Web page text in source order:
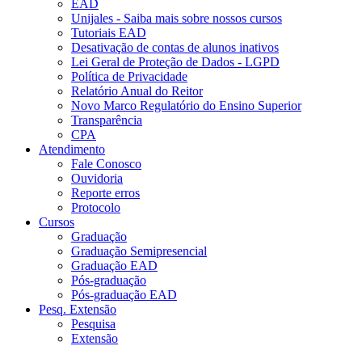
EAD
Unijales - Saiba mais sobre nossos cursos
Tutoriais EAD
Desativação de contas de alunos inativos
Lei Geral de Proteção de Dados - LGPD
Política de Privacidade
Relatório Anual do Reitor
Novo Marco Regulatório do Ensino Superior
Transparência
CPA
Atendimento
Fale Conosco
Ouvidoria
Reporte erros
Protocolo
Cursos
Graduação
Graduação Semipresencial
Graduação EAD
Pós-graduação
Pós-graduação EAD
Pesq. Extensão
Pesquisa
Extensão